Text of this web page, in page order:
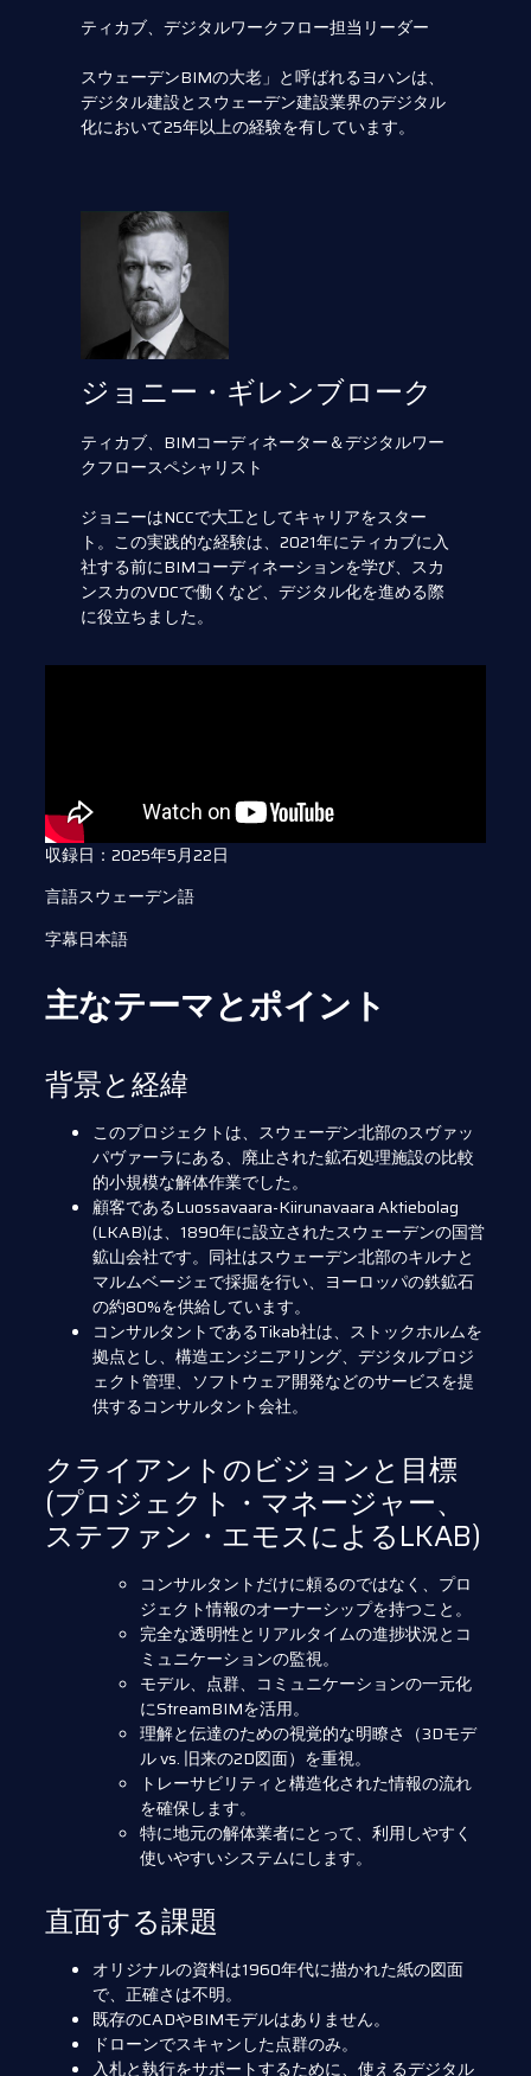
ティカブ、デジタルワークフロー担当リーダー
スウェーデンBIMの大老」と呼ばれるヨハンは、
デジタル建設とスウェーデン建設業界のデジタル
化において25年以上の経験を有しています。
ジョニー・ギレンブローク
ティカブ、BIMコーディネーター＆デジタルワー
クフロースペシャリスト
ジョニーはNCCで大工としてキャリアをスター
ト。この実践的な経験は、2021年にティカブに入
社する前にBIMコーディネーションを学び、スカ
ンスカのVDCで働くなど、デジタル化を進める際
に役立ちました。
収録日：2025年5月22日
言語スウェーデン語
字幕日本語
主なテーマとポイント
背景と経緯
このプロジェクトは、スウェーデン北部のスヴァッ
パヴァーラにある、廃止された鉱石処理施設の比較
的小規模な解体作業でした。
顧客であるLuossavaara-Kiirunavaara Aktiebolag
(LKAB)は、1890年に設立されたスウェーデンの国営
鉱山会社です。同社はスウェーデン北部のキルナと
マルムベージェで採掘を行い、ヨーロッパの鉄鉱石
の約80%を供給しています。
コンサルタントであるTikab社は、ストックホルムを
拠点とし、構造エンジニアリング、デジタルプロジ
ェクト管理、ソフトウェア開発などのサービスを提
供するコンサルタント会社。
クライアントのビジョンと目標
(プロジェクト・マネージャー、
ステファン・エモスによるLKAB)
コンサルタントだけに頼るのではなく、プロ
ジェクト情報のオーナーシップを持つこと。
完全な透明性とリアルタイムの進捗状況とコ
ミュニケーションの監視。
モデル、点群、コミュニケーションの一元化
にStreamBIMを活用。
理解と伝達のための視覚的な明瞭さ（3Dモデ
ル vs. 旧来の2D図面）を重視。
トレーサビリティと構造化された情報の流れ
を確保します。
特に地元の解体業者にとって、利用しやすく
使いやすいシステムにします。
直面する課題
オリジナルの資料は1960年代に描かれた紙の図面
で、正確さは不明。
既存のCADやBIMモデルはありません。
ドローンでスキャンした点群のみ。
入札と執行をサポートするために、使えるデジタル